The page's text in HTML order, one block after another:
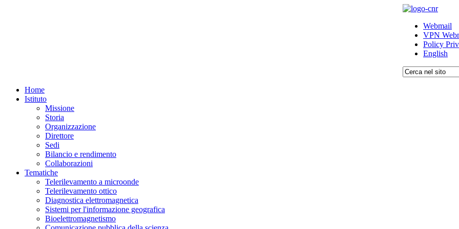
Webmail
VPN
Policy
English
Home
Istituto
Missione
Storia
Organizzazione
Direttore
Sedi
Bilancio e rendimento
Collaborazioni
Tematiche
Telerilevamento a microonde
Telerilevamento ottico
Diagnostica elettromagnetica
Sistemi per l'informazione geografica
Bioelettromagnetismo